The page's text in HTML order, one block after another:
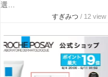
選…
すぎみつ / 12 view